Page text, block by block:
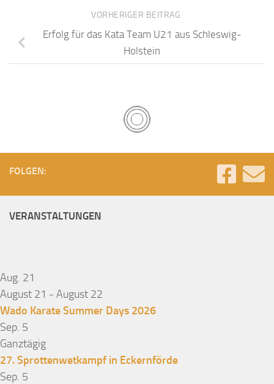
VORHERIGER BEITRAG
Erfolg für das Kata Team U21 aus Schleswig-
Holstein
FOLGEN:
VERANSTALTUNGEN
Aug. 21
August 21 - August 22
Wado Karate Summer Days 2026
Sep. 5
Ganztägig
27. Sprottenwetkampf in Eckernförde
Sep. 5